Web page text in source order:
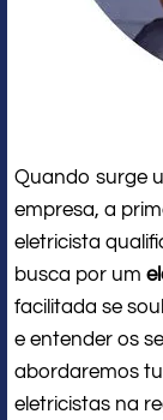
Quando surge
empresa, a
eletricista
busca por um
facilitada se
e entender os
abordaremos
eletricistas na